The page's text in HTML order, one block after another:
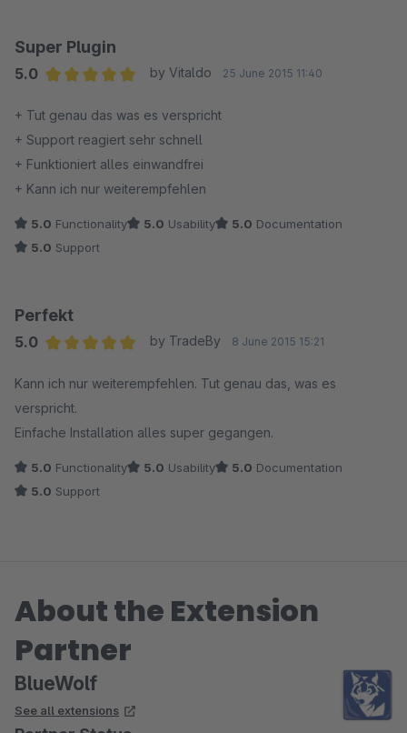
Super Plugin
5.0
by Vitaldo 25 June 2015 11:40
+ Tut genau das was es verspricht
+ Support reagiert sehr schnell
+ Funktioniert alles einwandfrei
+ Kann ich nur weiterempfehlen
5.0 Functionality 5.0 Usability 5.0 Documentation
5.0 Support
Perfekt
5.0
by TradeBy 8 June 2015 15:21
Kann ich nur weiterempfehlen. Tut genau das, was es
verspricht.
Einfache Installation alles super gegangen.
5.0 Functionality 5.0 Usability 5.0 Documentation
5.0 Support
About the Extension
Partner
BlueWolf
See all extensions